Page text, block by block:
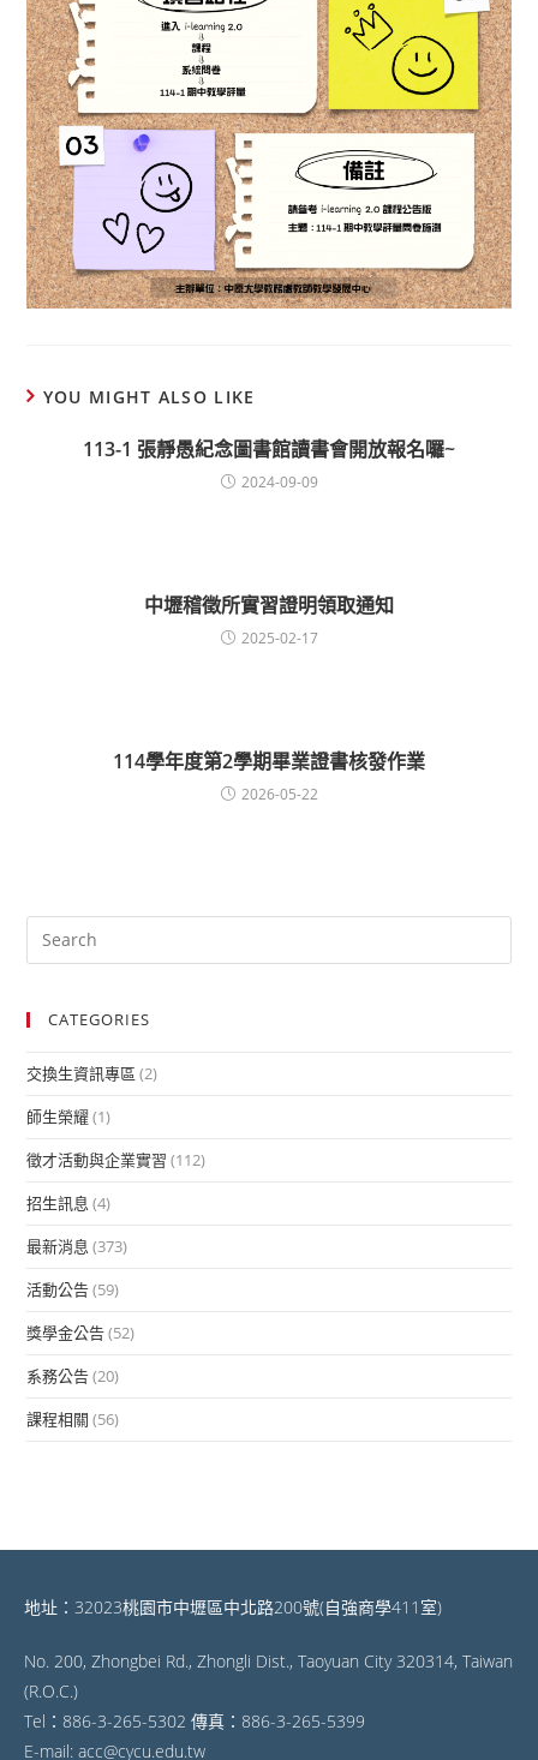
YOU MIGHT ALSO LIKE
113-1 張靜愚紀念圖書館讀書會開放報名囉~
2024-09-09
中壢稽徵所實習證明領取通知
2025-02-17
114學年度第2學期畢業證書核發作業
2026-05-22
CATEGORIES
交換生資訊專區 (2)
師生榮耀(1)
徵才活動與企業實習 (112)
招生訊息 (4)
最新消息 (373)
活動公告(59)
獎學金公告(52)
系務公告(20)
課程相關 (56)
地址：32023桃園市中壢區中北路200號(自強商學411室)
No. 200, Zhongbei Rd., Zhongli Dist., Taoyuan City 320314, Taiwan
(R.O.C.)
Tel：886-3-265-5302 傳真：886-3-265-5399
E-mail: acc@cycu.edu.tw